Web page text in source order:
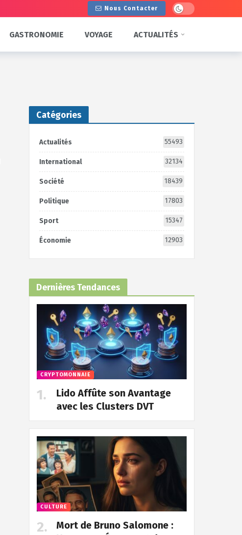
Nous Contacter Dark mode
GASTRONOMIE VOYAGE ACTUALITÉS
Catégories
Actualités 55493
International 32134
Société 18439
Politique 17803
Sport 15347
Économie 12903
Dernières Tendances
CRYPTOMONNAIE
Lido Affûte son Avantage
avec les Clusters DVT
CULTURE
Mort de Bruno Salomone :